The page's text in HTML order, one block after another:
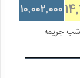
10,002,000
شب جریمه